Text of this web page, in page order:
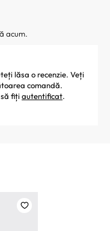
acum.
lăsa o recenzie. Veți
comandă.
fiți autentificat.